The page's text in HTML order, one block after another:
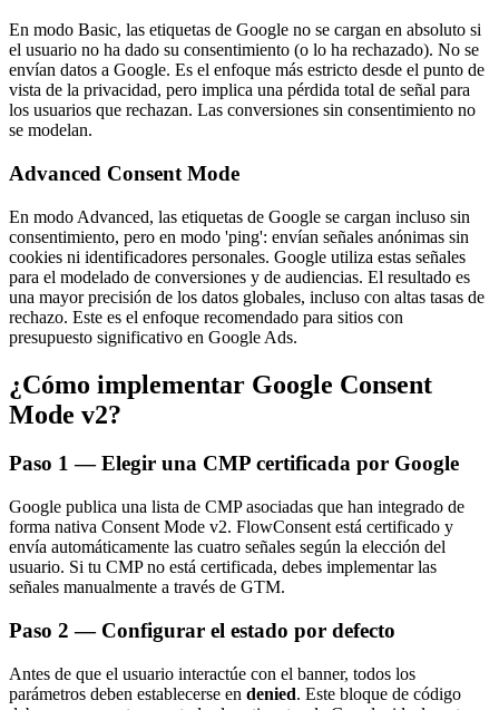
En modo Basic, las etiquetas de Google no se cargan en absoluto si
el usuario no ha dado su consentimiento (o lo ha rechazado). No se
envían datos a Google. Es el enfoque más estricto desde el punto de
vista de la privacidad, pero implica una pérdida total de señal para
los usuarios que rechazan. Las conversiones sin consentimiento no
se modelan.
Advanced Consent Mode
En modo Advanced, las etiquetas de Google se cargan incluso sin
consentimiento, pero en modo 'ping': envían señales anónimas sin
cookies ni identificadores personales. Google utiliza estas señales
para el modelado de conversiones y de audiencias. El resultado es
una mayor precisión de los datos globales, incluso con altas tasas de
rechazo. Este es el enfoque recomendado para sitios con
presupuesto significativo en Google Ads.
¿Cómo implementar Google Consent
Mode v2?
Paso 1 — Elegir una CMP certificada por Google
Google publica una lista de CMP asociadas que han integrado de
forma nativa Consent Mode v2. FlowConsent está certificado y
envía automáticamente las cuatro señales según la elección del
usuario. Si tu CMP no está certificada, debes implementar las
señales manualmente a través de GTM.
Paso 2 — Configurar el estado por defecto
Antes de que el usuario interactúe con el banner, todos los
parámetros deben establecerse en denied. Este bloque de código